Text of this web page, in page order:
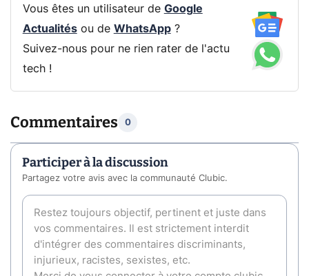
Vous êtes un utilisateur de Google
Actualitésou de WhatsApp?
Suivez-nous pour ne rien rater de l'actu
tech !
Commentaires 0
Participer à la discussion
Partagez votre avis avec la communauté Clubic.